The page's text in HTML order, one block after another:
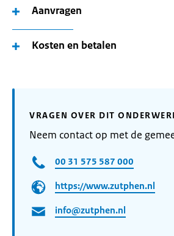
Aanvragen
Kosten en betalen
VRAGEN OVER DIT
Neem contact op met de
00 31 575 587 000
https://www.zutphen.nl
info@zutphen.nl